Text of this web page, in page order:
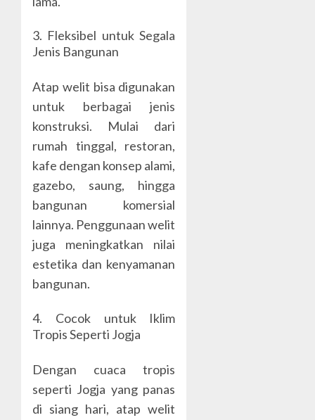
3. Fleksibel untuk Segala
Jenis Bangunan
Atap welit bisa digunakan
untuk berbagai jenis
konstruksi. Mulai dari
rumah tinggal, restoran,
kafe dengan konsep alami,
gazebo, saung, hingga
bangunan komersial
lainnya. Penggunaan welit
juga meningkatkan nilai
estetika dan kenyamanan
bangunan.
4. Cocok untuk Iklim
Tropis Seperti Jogja
Dengan cuaca tropis
seperti Jogja yang panas
di siang hari, atap welit